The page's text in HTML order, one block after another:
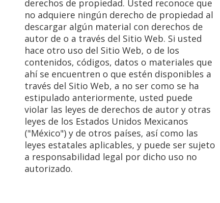
derechos de propiedad. Usted reconoce que
no adquiere ningún derecho de propiedad al
descargar algún material con derechos de
autor de o a través del Sitio Web. Si usted
hace otro uso del Sitio Web, o de los
contenidos, códigos, datos o materiales que
ahí se encuentren o que estén disponibles a
través del Sitio Web, a no ser como se ha
estipulado anteriormente, usted puede
violar las leyes de derechos de autor y otras
leyes de los Estados Unidos Mexicanos
("México") y de otros países, así como las
leyes estatales aplicables, y puede ser sujeto
a responsabilidad legal por dicho uso no
autorizado.